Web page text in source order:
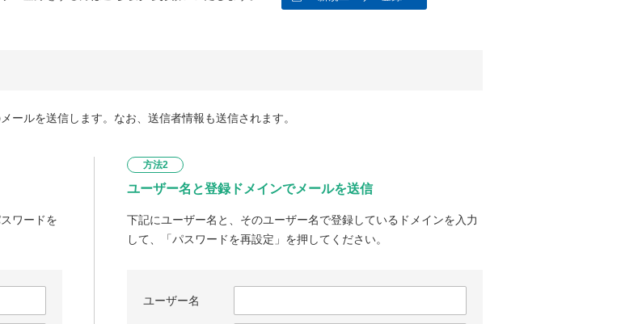
ルを送信します。なお、送信者情報も送信されます。
ワードを
方法2
ユーザー名と登録ドメインでメールを送信
下記にユーザー名と、そのユーザー名で登録しているドメインを入力
して、「パスワードを再設定」を押してください。
ユーザー名